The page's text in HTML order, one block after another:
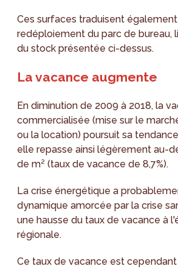
Ces surfaces traduisent
redéploiement du parc de bureau,
du stock présentée ci-dessus.
La vacance augmente
En diminution de 2009 à 2018, la
commercialisée (mise sur le
ou la location) poursuit sa
elle repasse ainsi légèrement au-
de m² (taux de vacance de 8,7%).
La crise énergétique a
dynamique amorcée par la crise
une hausse du taux de vacance à
régionale.
Ce taux de vacance est cependant